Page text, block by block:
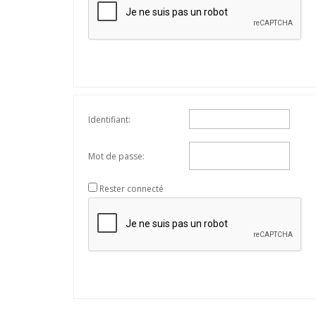
Identifiant:
Mot de passe:
Rester connecté